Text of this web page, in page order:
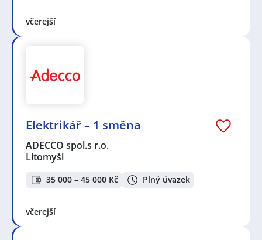
včerejší
Elektrikář – 1 směna
ADECCO spol.s r.o.
Litomyšl
35 000 – 45 000 Kč Plný úvazek
včerejší